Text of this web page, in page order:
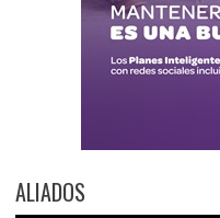
ALIADOS